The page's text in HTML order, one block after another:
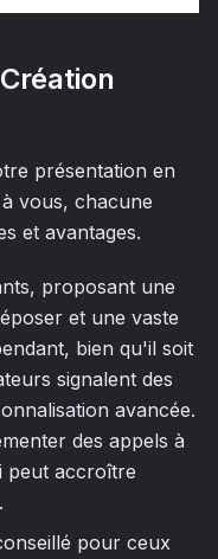
présentation en
vous, chacune
et avantages.
proposant une
et une vaste
bien qu'il soit
signalent des
avancée.
des appels à
peut accroître
pour ceux